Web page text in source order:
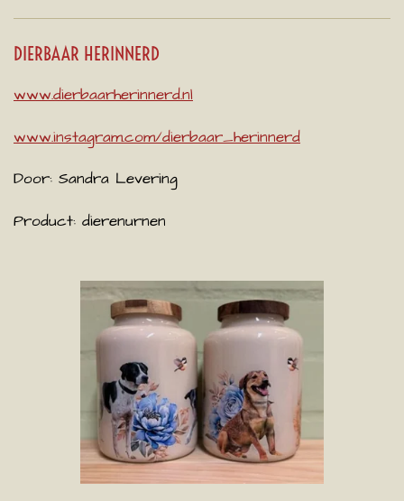
DIERBAAR HERINNERD
www.dierbaarherinnerd.nl
www.instagram.com/dierbaar_herinnerd
Door: Sandra Levering
Product: dierenurnen